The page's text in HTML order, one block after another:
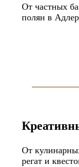
От частных
полян в
От
регат и